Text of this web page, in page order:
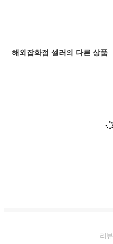
해외잡화점 셀러의 다른 상품
리뷰